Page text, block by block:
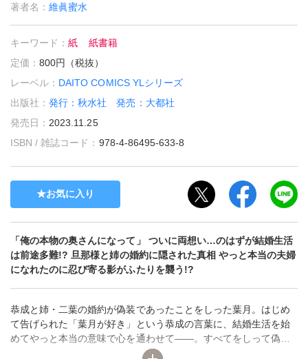
著者名：維眞蜜水
キーワード：紙
紙書籍
定価：800円（税抜）
レーベル： DAITO COMICS YLシリーズ
出版社：発行：秋水社 発売：大都社
発売日： 2023.11.25
ISBN / 雑誌コード： 978-4-86495-633-8
お気に入り
「俺の本物の奥さんになって」 ついに両想い…のはずが結婚生活
は前途多難!? 旦那様と姉の婚約に隠された真相 やっと本当の夫婦
になれたのに忍び寄る影がふたりを襲う!?
恭成と姉・二葉の婚約が偽装であったことをしった葉月。はじめ
て告げられた「葉月が好き」という恭成の言葉に、結婚生活を始
めてやっと本当の意味で心を通わせて――。すべてをしって偽装
に加担していた義母の目的や、葉月と恭成が未入籍だったことに